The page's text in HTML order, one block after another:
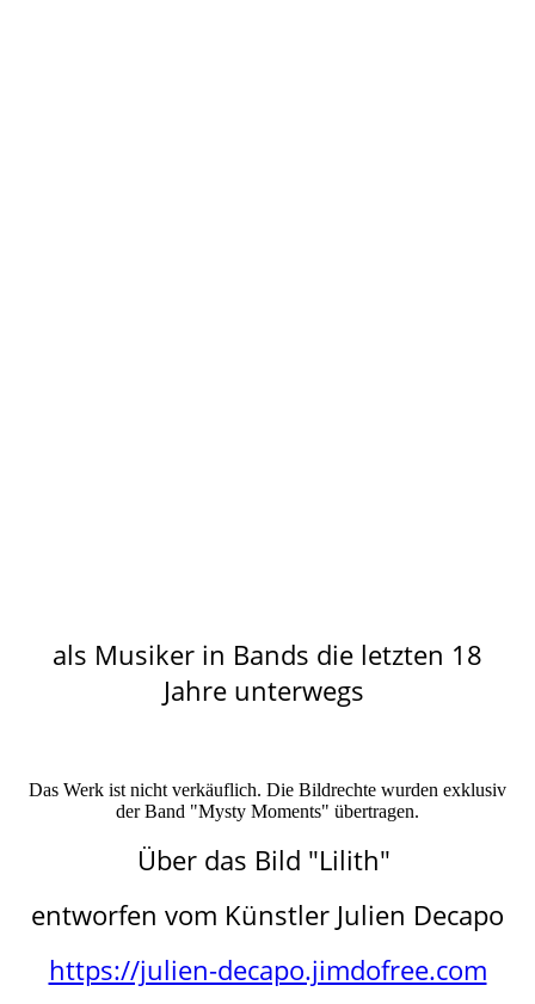
als Musiker in Bands die letzten 18
Jahre unterwegs
Das Werk ist nicht verkäuflich. Die Bildrechte wurden exklusiv
der Band "Mysty Moments" übertragen.
Über das Bild "Lilith"
entworfen vom Künstler Julien Decapo
https://julien-decapo.jimdofree.com